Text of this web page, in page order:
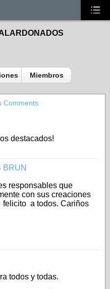
Miembros
Comments
destacados!
BRUN
responsables que
con sus creaciones
a todos. Cariños
todos y todas.